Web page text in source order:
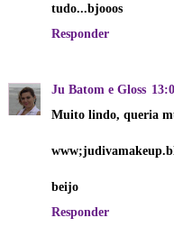
tudo...bjooos
Responder
Ju Batom e Gloss
Muito lindo, queria
beijo
Responder